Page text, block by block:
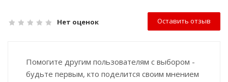
Нет оценок Оставить отзыв
Помогите другим пользователям с выбором -
будьте первым, кто поделится своим мнением